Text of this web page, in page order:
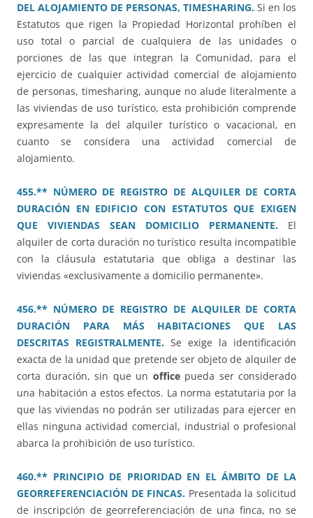
DEL ALOJAMIENTO DE PERSONAS, TIMESHARING. Si en los
Estatutos que rigen la Propiedad Horizontal prohíben el
uso total o parcial de cualquiera de las unidades o
porciones de las que integran la Comunidad, para el
ejercicio de cualquier actividad comercial de alojamiento
de personas, timesharing, aunque no alude literalmente a
las viviendas de uso turístico, esta prohibición comprende
expresamente la del alquiler turístico o vacacional, en
cuanto se considera una actividad comercial de
alojamiento.
455.** NÚMERO DE REGISTRO DE ALQUILER DE CORTA
DURACIÓN EN EDIFICIO CON ESTATUTOS QUE EXIGEN
QUE VIVIENDAS SEAN DOMICILIO PERMANENTE. El
alquiler de corta duración no turístico resulta incompatible
con la cláusula estatutaria que obliga a destinar las
viviendas «exclusivamente a domicilio permanente».
456.** NÚMERO DE REGISTRO DE ALQUILER DE CORTA
DURACIÓN PARA MÁS HABITACIONES QUE LAS
DESCRITAS REGISTRALMENTE. Se exige la identificación
exacta de la unidad que pretende ser objeto de alquiler de
corta duración, sin que un officepueda ser considerado
una habitación a estos efectos. La norma estatutaria por la
que las viviendas no podrán ser utilizadas para ejercer en
ellas ninguna actividad comercial, industrial o profesional
abarca la prohibición de uso turístico.
460.** PRINCIPIO DE PRIORIDAD EN EL ÁMBITO DE LA
GEORREFERENCIACIÓN DE FINCAS. Presentada la solicitud
de inscripción de georreferenciación de una finca, no se